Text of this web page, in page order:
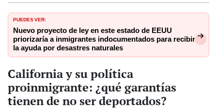
PUEDES VER:
Nuevo proyecto de ley en este estado de EEUU
priorizaría a inmigrantes indocumentados para recibir
la ayuda por desastres naturales
California y su política
proinmigrante: ¿qué garantías
tienen de no ser deportados?